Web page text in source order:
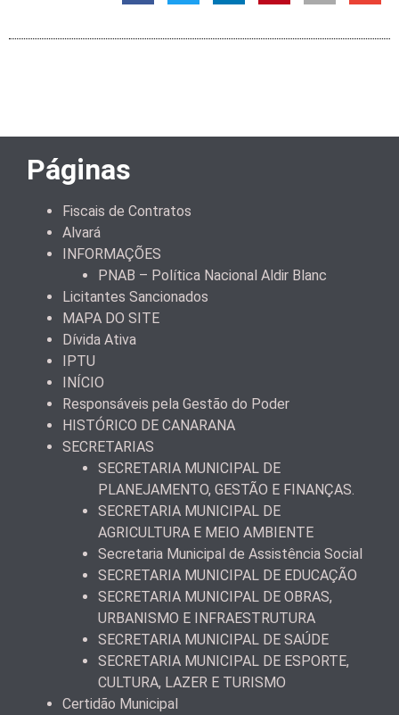
Páginas
Fiscais de Contratos
Alvará
INFORMAÇÕES
PNAB – Política Nacional Aldir Blanc
Licitantes Sancionados
MAPA DO SITE
Dívida Ativa
IPTU
INÍCIO
Responsáveis pela Gestão do Poder
HISTÓRICO DE CANARANA
SECRETARIAS
SECRETARIA MUNICIPAL DE
PLANEJAMENTO, GESTÃO E FINANÇAS.
SECRETARIA MUNICIPAL DE
AGRICULTURA E MEIO AMBIENTE
Secretaria Municipal de Assistência Social
SECRETARIA MUNICIPAL DE EDUCAÇÃO
SECRETARIA MUNICIPAL DE OBRAS,
URBANISMO E INFRAESTRUTURA
SECRETARIA MUNICIPAL DE SAÚDE
SECRETARIA MUNICIPAL DE ESPORTE,
CULTURA, LAZER E TURISMO
Certidão Municipal